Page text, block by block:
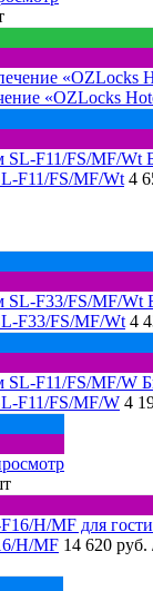
«OZLocks
F11/FS/MF/Wt 4
F33/FS/MF/Wt 4
F11/FS/MF/W 4
H/MF 14 620 руб.